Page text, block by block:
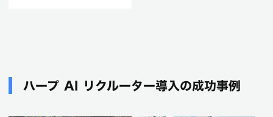
ハープ AI リクルーター導入の成功事例